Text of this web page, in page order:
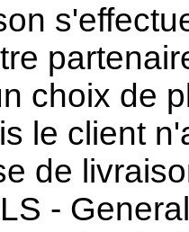
choix de
le client
de
-